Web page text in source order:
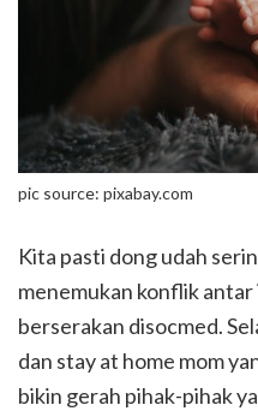
pic source: pixabay.com
Kita pasti dong udah
menemukan konflik
berserakan disocmed.
dan stay at home mom
bikin gerah pihak-pihak